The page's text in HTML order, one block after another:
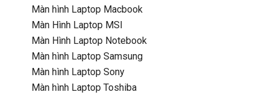
Màn hình Laptop Macbook
Màn Hình Laptop MSI
Màn Hình Laptop Notebook
Màn hình Laptop Samsung
Màn hình Laptop Sony
Màn hình Laptop Toshiba